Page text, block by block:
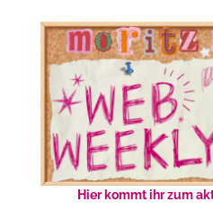
Hier kommt ihr zum